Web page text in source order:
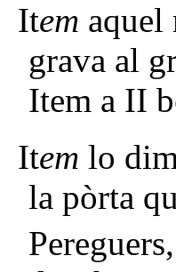
Item aquel
grava al
Item a II
Item lo
la pòrta